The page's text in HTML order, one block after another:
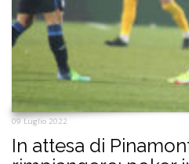
09 Luglio 2022
In attesa di